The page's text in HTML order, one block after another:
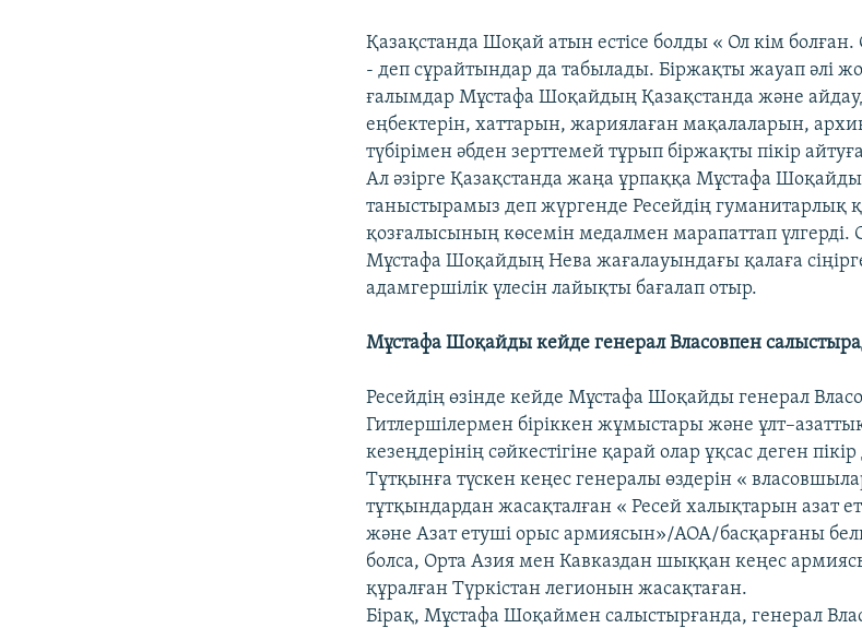
Қазақстанда Шоқай атын естісе болды « Ол кім
- деп сұрайтындар да табылады. Біржақты жауап әлі
ғалымдар Мұстафа Шоқайдың Қазақстанда және
еңбектерін, хаттарын, жариялаған мақалаларын,
түбірімен әбден зерттемей тұрып біржақты пікір
Ал әзірге Қазақстанда жаңа ұрпаққа Мұстафа
таныстырамыз деп жүргенде Ресейдің гуманитарлық
қозғалысының көсемін медалмен марапаттап үлгерді.
Мұстафа Шоқайдың Нева жағалауындағы қалаға
адамгершілік үлесін лайықты бағалап отыр.
Мұстафа Шоқайды кейде генерал Власовпен
Ресейдің өзінде кейде Мұстафа Шоқайды генерал
Гитлершілермен біріккен жұмыстары және
кезеңдерінің сәйкестігіне қарай олар ұқсас деген пікір
Тұтқынға түскен кеңес генералы өздерін «
тұтқындардан жасақталған « Ресей халықтарын азат
және Азат етуші орыс армиясын»/АОА/басқарғаны
болса, Орта Азия мен Кавказдан шыққан кеңес
құралған Түркістан легионын жасақтаған.
Бірақ, Мұстафа Шоқаймен салыстырғанда, генерал